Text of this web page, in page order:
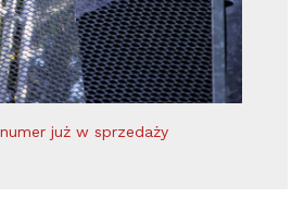
już w sprzedaży